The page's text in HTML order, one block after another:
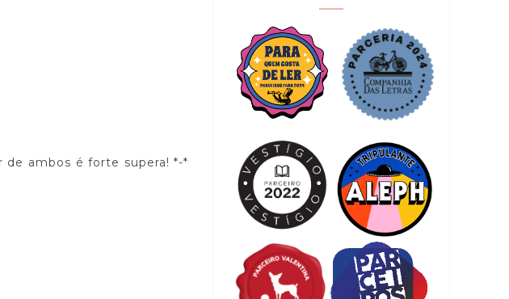
ambos é forte supera! *-*